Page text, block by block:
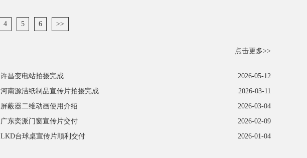
4 5 6 >>
点击更多>>
许昌变电站拍摄完成
2026-05-12
河南源洁纸制品宣传片拍摄完成
2026-03-11
屏蔽器二维动画使用介绍
2026-03-04
广东奕派门窗宣传片交付
2026-02-09
LKD台球桌宣传片顺利交付
2026-01-04